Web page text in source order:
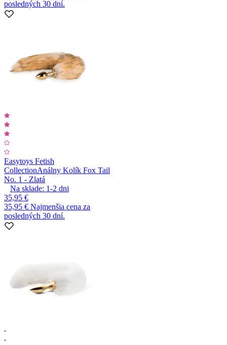
posledných 30 dní.
Easytoys Fetish
CollectionAnálny Kolík Fox Tail
No. 1 - Zlatá
Na sklade: 1-2 dni
35,95 €
35,95 € Najmenšia cena za
posledných 30 dní.